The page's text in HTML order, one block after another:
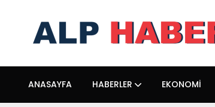
ANASAYFA HABERLER EKONOMI